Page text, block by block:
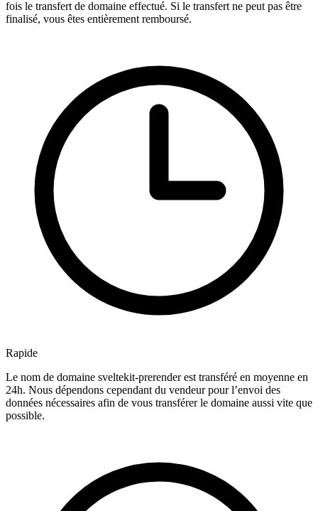
fois le transfert de domaine effectué. Si le transfert ne peut pas être
finalisé, vous êtes entièrement remboursé.
Rapide
Le nom de domaine sveltekit-prerender est transféré en moyenne en
24h. Nous dépendons cependant du vendeur pour l’envoi des
données nécessaires afin de vous transférer le domaine aussi vite que
possible.